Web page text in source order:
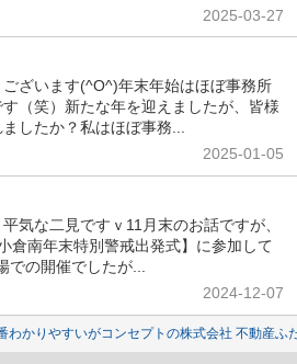
2025-03-27
ざいます(^O^)年末年始はほぼ事務所
（笑）新たな年を迎えましたが、皆様
したか？私はほぼ事務...
2025-01-05
気な二見ですｖ11月末のお話ですが、
倉南年末特別警戒出発式】に参加して
での開催でしたが...
2024-12-07
わかりやすいがコンセプトの株式会社 不動産ふ